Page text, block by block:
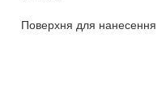
Поверхня для нанесення